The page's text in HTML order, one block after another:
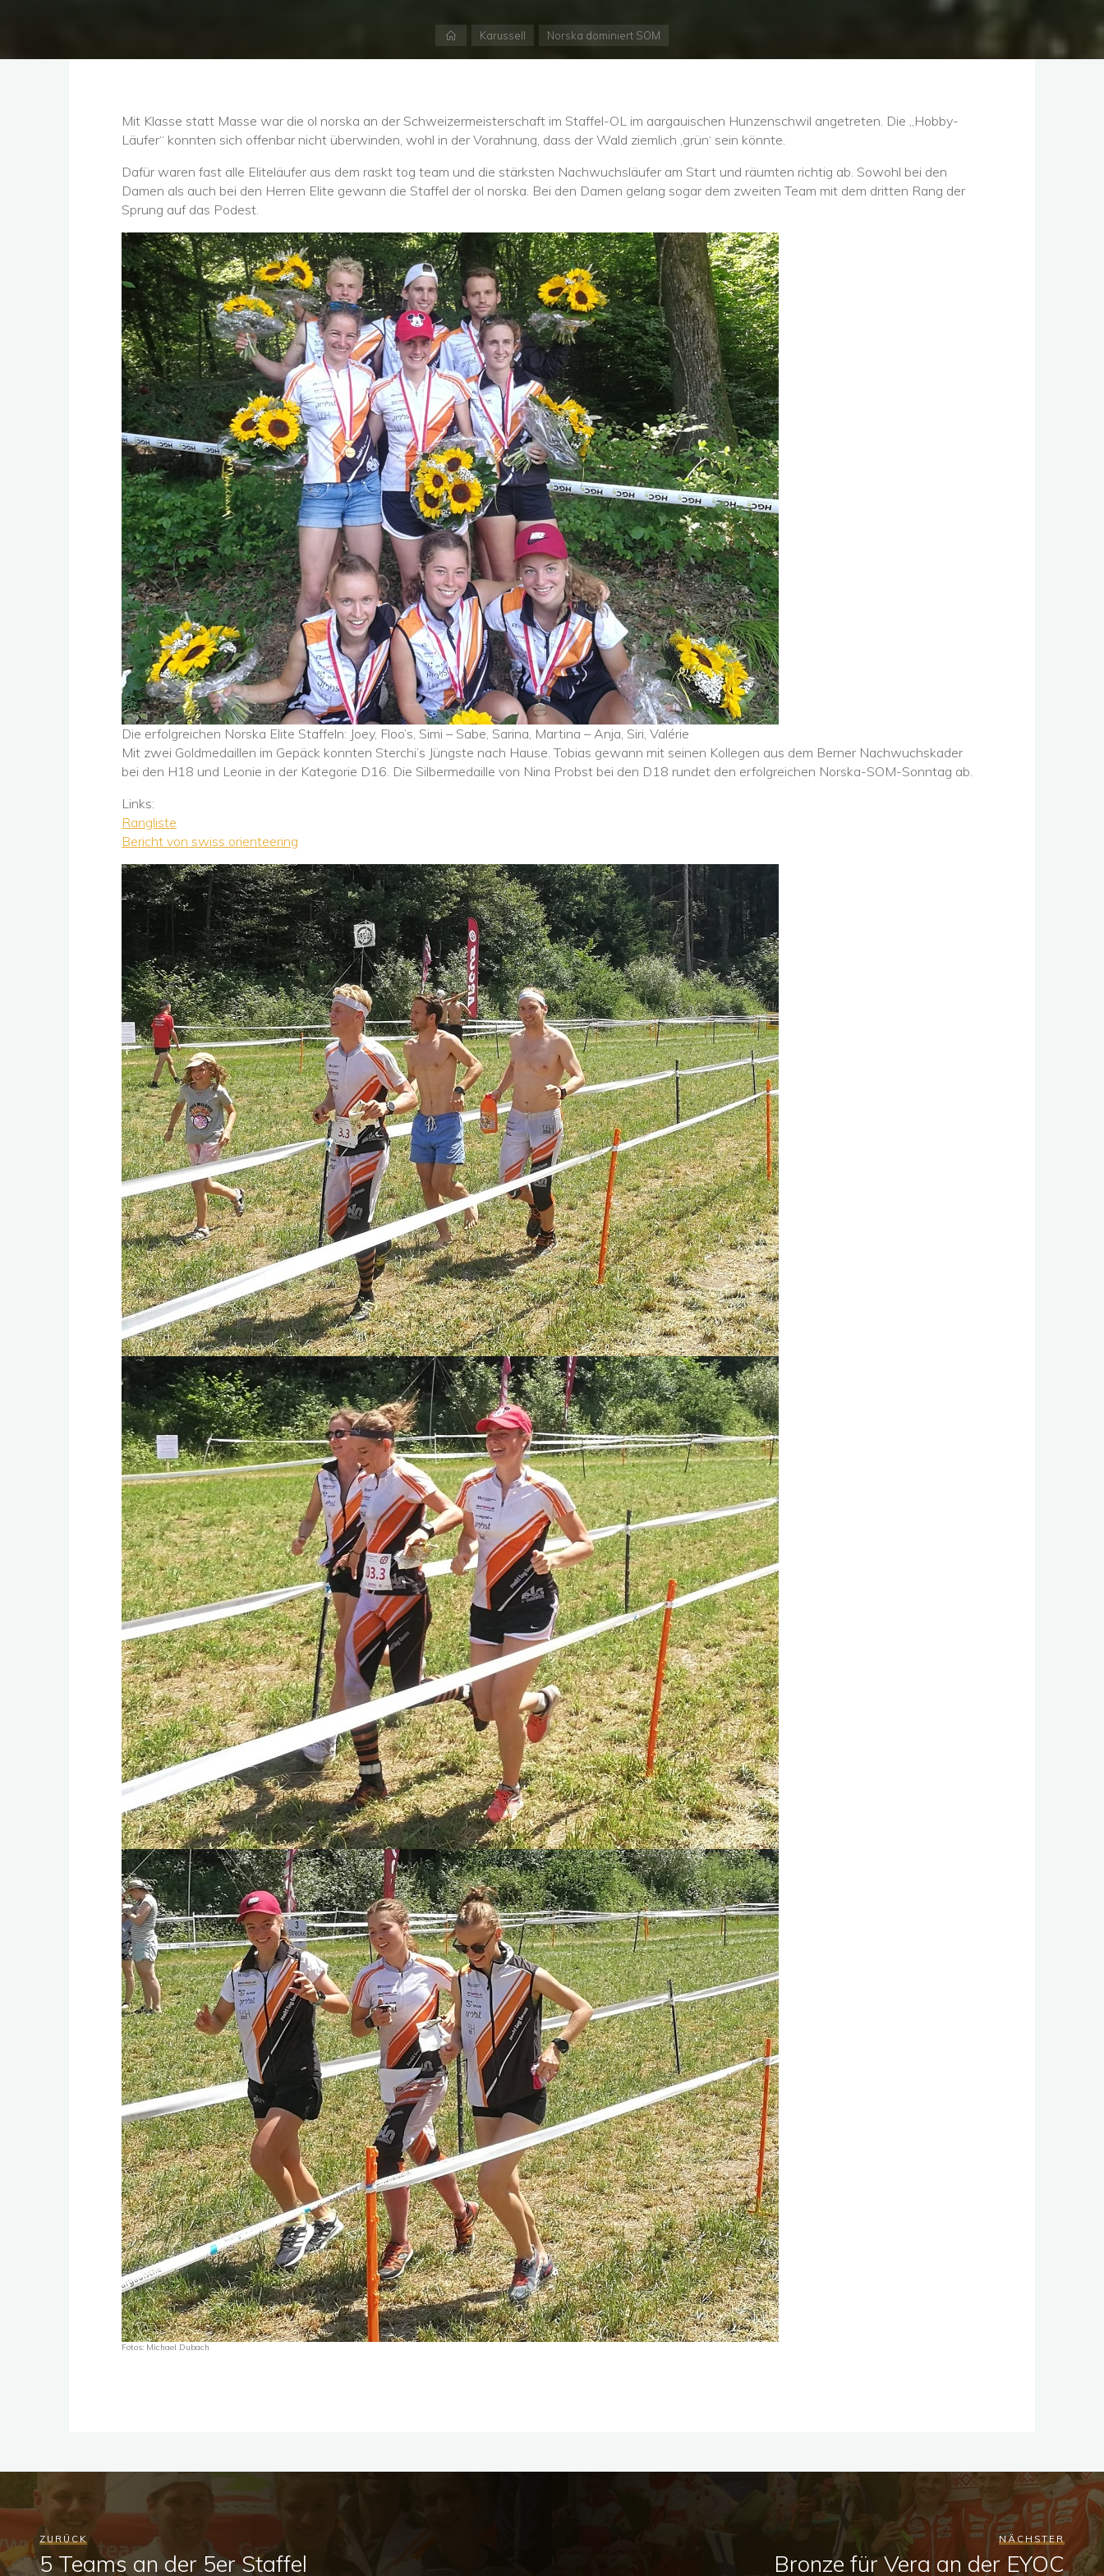
StartKarussell Norska dominiert SOM
Mit Klasse statt Masse war die ol norska an der Schweizermeisterschaft im Staffel-OL im aargauischen Hunzenschwil angetreten. Die „Hobby-
Läufer“ konnten sich offenbar nicht überwinden, wohl in der Vorahnung, dass der Wald ziemlich ‚grün‘ sein könnte.
Dafür waren fast alle Eliteläufer aus dem raskt tog team und die stärksten Nachwuchsläufer am Start und räumten richtig ab. Sowohl bei den
Damen als auch bei den Herren Elite gewann die Staffel der ol norska. Bei den Damen gelang sogar dem zweiten Team mit dem dritten Rang der
Sprung auf das Podest.
Die erfolgreichen Norska Elite Staffeln: Joey, Floo’s, Simi – Sabe, Sarina, Martina – Anja, Siri, Valérie
Mit zwei Goldmedaillen im Gepäck konnten Sterchi’s Jüngste nach Hause. Tobias gewann mit seinen Kollegen aus dem Berner Nachwuchskader
bei den H18 und Leonie in der Kategorie D16. Die Silbermedaille von Nina Probst bei den D18 rundet den erfolgreichen Norska-SOM-Sonntag ab.
Links:
Rangliste
Bericht von swiss orienteering
Fotos: Michael Dubach
ZURÜCK
5 Teams an der 5er Staffel
NÄCHSTER
Bronze für Vera an der EYOC